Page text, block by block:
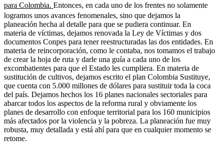
para Colombia. Entonces, en cada uno de los frentes no solamente
logramos unos avances fenomenales, sino que dejamos la
planeación hecha al detalle para que se pudiera continuar. En
materia de víctimas, dejamos renovada la Ley de Víctimas y dos
documentos Conpes para tener reestructuradas las dos entidades. En
materia de reincorporación, como le contaba, nos tomamos el trabajo
de crear la hoja de ruta y darle una guía a cada uno de los
excombatientes para que el Estado les cumpliera. En materia de
sustitución de cultivos, dejamos escrito el plan Colombia Sustituye,
que cuenta con 5.000 millones de dólares para sustituir toda la coca
del país. Dejamos hechos los 16 planes nacionales sectoriales para
abarcar todos los aspectos de la reforma rural y obviamente los
planes de desarrollo con enfoque territorial para los 160 municipios
más afectados por la violencia y la pobreza. La planeación fue muy
robusta, muy detallada y está ahí para que en cualquier momento se
retome.